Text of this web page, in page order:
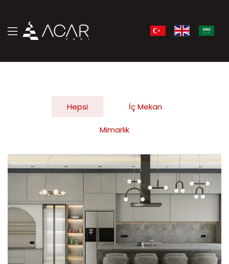
Hepsi İç Mekan
Mimarlık